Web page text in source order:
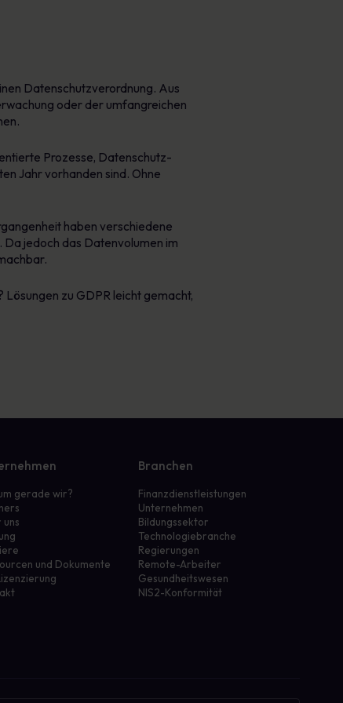
Datenschutzverordnung. Aus
oder der umfangreichen
Prozesse, Datenschutz-
Jahr vorhanden sind. Ohne
haben verschiedene
jedoch das Datenvolumen im
zu GDPR leicht gemacht,
gerade wir?
uns
und Dokumente
Branchen
Finanzdienstleistungen
Unternehmen
Bildungssektor
Technologiebranche
Regierungen
Remote-Arbeiter
Gesundheitswesen
NIS2-Konformität